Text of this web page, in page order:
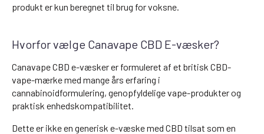
produkt er kun beregnet til brug for voksne.
Hvorfor vælge Canavape CBD E-væsker?
Canavape CBD e-væsker er formuleret af et britisk CBD-
vape-mærke med mange års erfaring i
cannabinoidformulering, genopfyldelige vape-produkter og
praktisk enhedskompatibilitet.
Dette er ikke en generisk e-væske med CBD tilsat som en